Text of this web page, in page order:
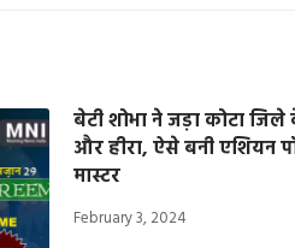
बेटी शोभा ने जड़ा कोटा
और हीरा, ऐसे बनी एशियन
मास्टर
February 3, 2024